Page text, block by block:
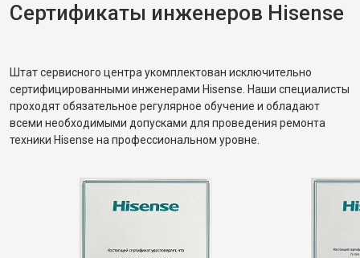
Сертификаты инженеров Hisense
Штат сервисного центра укомплектован исключительно
сертифицированными инженерами Hisense. Наши специалисты
проходят обязательное регулярное обучение и обладают
всеми необходимыми допусками для проведения ремонта
техники Hisense на профессиональном уровне.